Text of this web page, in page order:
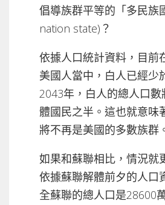
倡導族群平等的「多民族
nation state)？
依據人口統計資料，目前
美國人當中，白人已經少
2043年，白人的總人口數
體國民之半。這也就意味
將不再是美國的多數族群
如果和蘇聯相比，情況就
依據蘇聯解體前夕的人口
全蘇聯的總人口是28600